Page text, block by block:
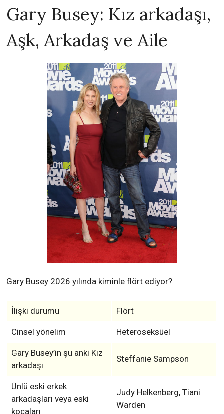
Gary Busey: Kız arkadaşı,
Aşk, Arkadaş ve Aile
Gary Busey 2026 yılında kiminle flört ediyor?
İlişki durumu Flört
Cinsel yönelim Heteroseksüel
Gary Busey’in şu anki Kız
arkadaşı
Steffanie Sampson
Ünlü eski erkek
arkadaşları veya eski
kocaları
Judy Helkenberg, Tiani
Warden